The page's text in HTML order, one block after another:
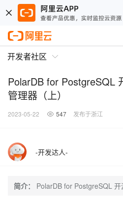
开发者社区
PolarDB for PostgreSQL
管理器（上）
2023-05-22 547 发布于浙江
-开发达人-
简介： PolarDB for PostgreSQL